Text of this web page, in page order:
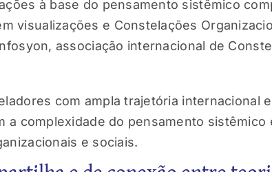
à base do pensamento sistêmico
visualizações e Constelações
associação internacional de
com ampla trajetória internacional
a complexidade do pensamento sistêmico
e sociais.